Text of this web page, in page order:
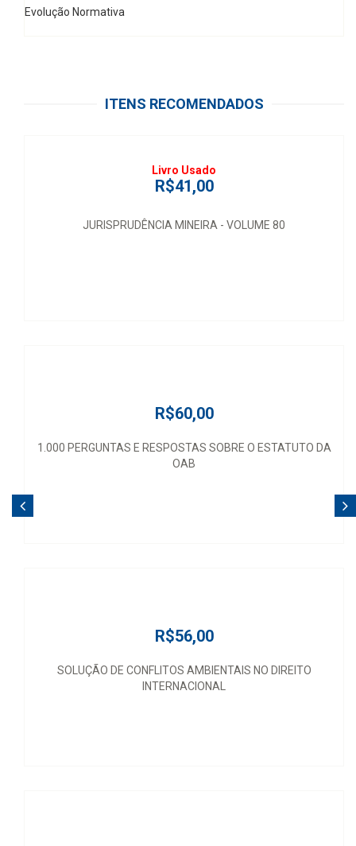
Evolução Normativa
ITENS RECOMENDADOS
Livro Usado
R$41,00
JURISPRUDÊNCIA MINEIRA - VOLUME 80
R$60,00
1.000 PERGUNTAS E RESPOSTAS SOBRE O ESTATUTO DA
OAB
R$56,00
SOLUÇÃO DE CONFLITOS AMBIENTAIS NO DIREITO
INTERNACIONAL